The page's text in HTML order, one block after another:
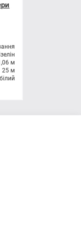
м
25 м
білий